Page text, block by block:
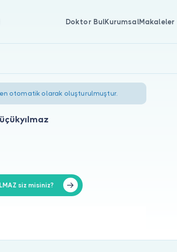
Doktor BulKurumsalMakaleler
otomatik olarak oluşturulmuştur.
siz misiniz?